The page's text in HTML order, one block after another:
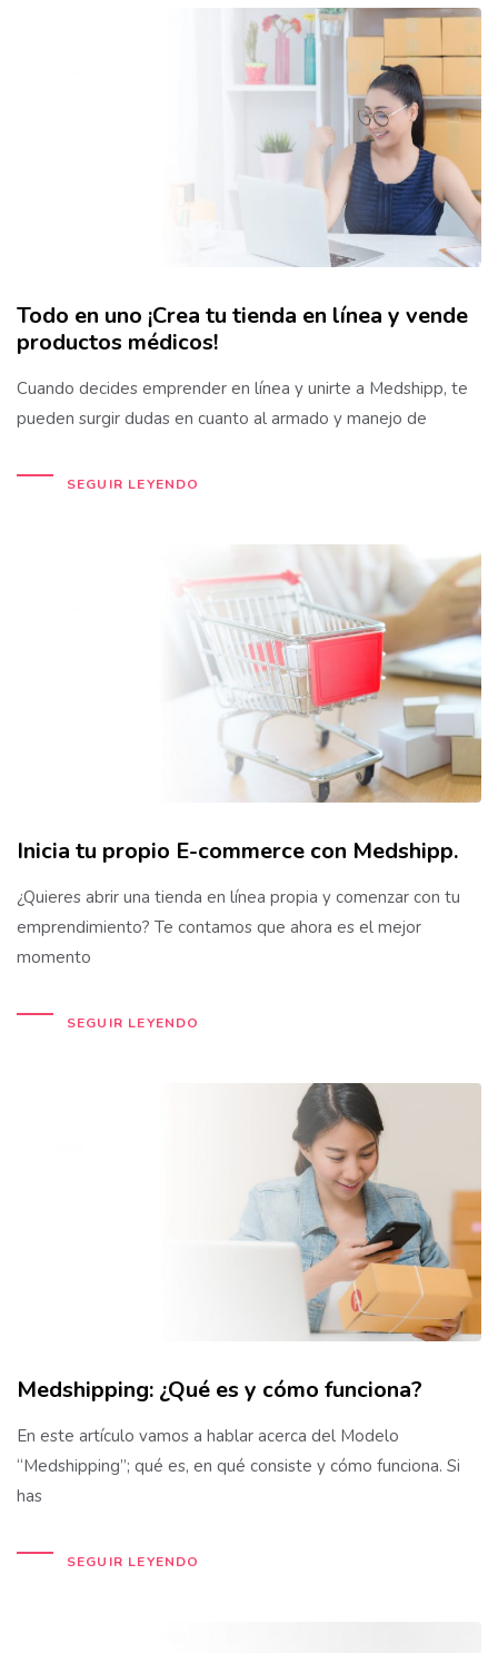
Todo en uno ¡Crea tu tienda en línea y vende
productos médicos!
Cuando decides emprender en línea y unirte a Medshipp, te
pueden surgir dudas en cuanto al armado y manejo de
SEGUIR LEYENDO
Inicia tu propio E-commerce con Medshipp.
¿Quieres abrir una tienda en línea propia y comenzar con tu
emprendimiento? Te contamos que ahora es el mejor
momento
SEGUIR LEYENDO
Medshipping: ¿Qué es y cómo funciona?
En este artículo vamos a hablar acerca del Modelo
“Medshipping”; qué es, en qué consiste y cómo funciona. Si
has
SEGUIR LEYENDO